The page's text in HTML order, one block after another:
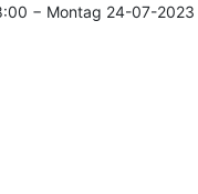
− Montag 24-07-2023